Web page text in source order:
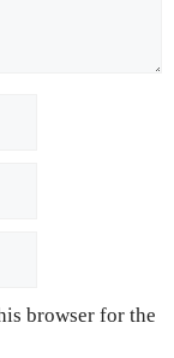
browser for the